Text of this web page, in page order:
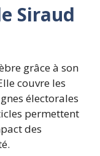
Siraud
grâce à son
couvre les
électorales
permettent
des